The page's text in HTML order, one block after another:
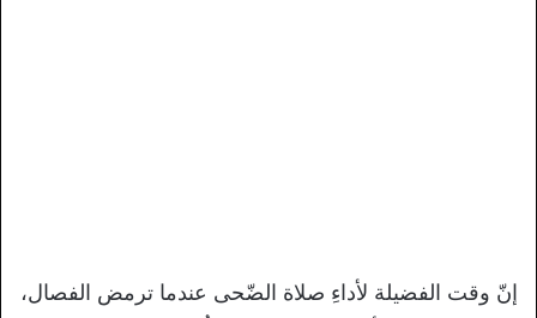
إنّ وقت الفضيلة لأداءِ صلاة الضّحى عندما ترمض الفصال،